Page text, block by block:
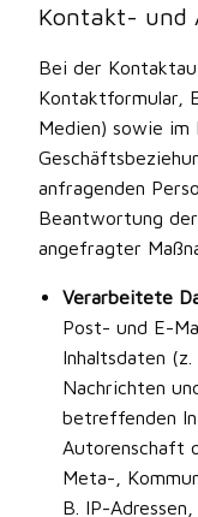
Kontakt- und
Bei der
Kontaktformular,
Medien) sowie im
anfragenden
Beantwortung
angefragter
Verarbeitete
Post- und E-
Inhaltsdaten
Nachrichten
betreffenden
Autorenschaft
Meta-,
B. IP-